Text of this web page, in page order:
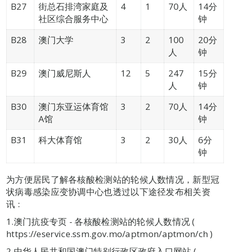
B27
街总石排湾家庭及
社区综合服务中心
4 1 70人
14分
钟
B28
澳门大学 3 2
100
人
20分
钟
B29
澳门威尼斯人 12 5
247
人
15分
钟
B30
澳门东亚运体育馆
A馆
3 2 70人
14分
钟
B31
科大体育馆 3 2 30人
6分
钟
为方便居民了解各核酸检测站的轮候人数情况，新型冠
状病毒感染应变协调中心也透过以下途径发布相关资
讯﹕
1.澳门抗疫专页 - 各核酸检测站的轮候人数情况 (
https://eservice.ssm.gov.mo/aptmon/aptmon/ch )